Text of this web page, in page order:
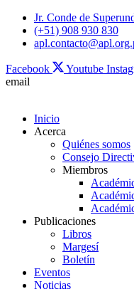
Skip
content
Jr. Conde de
(+51) 908 930 830
Facebook Youtube
email
Inicio
Acerca
Quiénes somos
Consejo
Miembros
Publicaciones
Libros
Margesí
Boletín
Eventos
Noticias